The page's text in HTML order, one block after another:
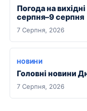
Погода на
серпня–9 серпня
7 Серпня, 2026
НОВИНИ
Головні новини
7 Серпня, 2026